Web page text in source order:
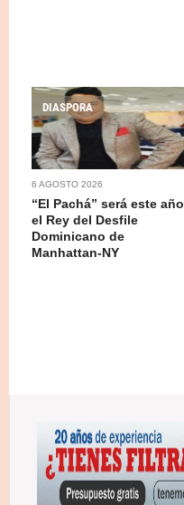
DIASPORA
6 AGOSTO 2026
“El Pachá” será este año
el Rey del Desfile
Dominicano de
Manhattan-NY